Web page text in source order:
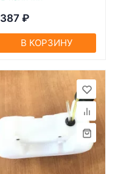
387 ₽
В КОРЗИНУ